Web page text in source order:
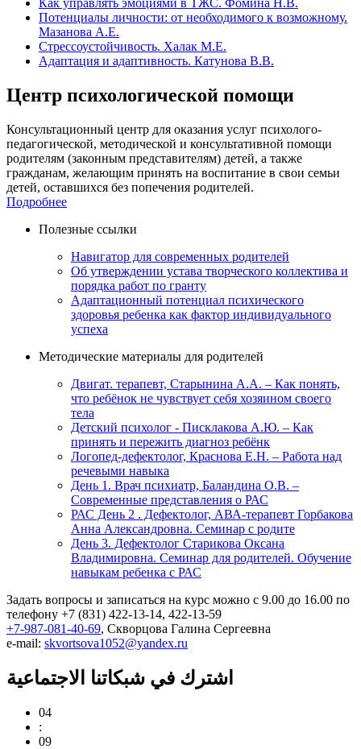
Как управлять эмоциями в ТЖС. Фомина Н.В.
Потенциалы личности: от необходимого к возможному.
Мазанова А.Е.
Стрессоустойчивость. Халак М.Е.
Адаптация и адаптивность. Катунова В.В.
Центр психологической помощи
Консультационный центр для оказания услуг психолого-
педагогической, методической и консультативной помощи
родителям (законным представителям) детей, а также
гражданам, желающим принять на воспитание в свои семьи
детей, оставшихся без попечения родителей.
Подробнее
Полезные ссылки
Навигатор для современных родителей
Об утверждении устава творческого коллектива и
порядка работ по гранту
Адаптационный потенциал психического
здоровья ребенка как фактор индивидуального
успеха
Методические материалы для родителей
Двигат. терапевт, Старынина А.А. – Как понять,
что ребёнок не чувствует себя хозяином своего
тела
Детский психолог - Писклакова А.Ю. – Как
принять и пережить диагноз ребёнк
Логопед-дефектолог, Краснова Е.Н. – Работа над
речевыми навыка
День 1. Врач психиатр, Баландина О.В. –
Современные представления о РАС
РАС День 2 . Дефектолог, АВА-терапевт Горбакова
Анна Александровна. Семинар с родите
День 3. Дефектолог Старикова Оксана
Владимировна. Семинар для родителей. Обучение
навыкам ребенка с РАС
Задать вопросы и записаться на курс можно c 9.00 до 16.00 по
телефону +7 (831) 422-13-14, 422-13-59
+7-987-081-40-69, Скворцова Галина Сергеевна
e-mail: skvortsova1052@yandex.ru
اشترك في شبكاتنا الاجتماعية
04
:
09